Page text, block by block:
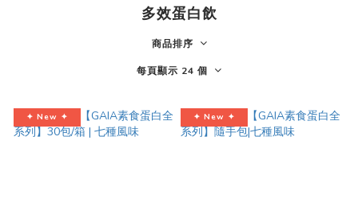
多效蛋白飲
商品排序
每頁顯示 24 個
✦ New ✦ ✦ New ✦